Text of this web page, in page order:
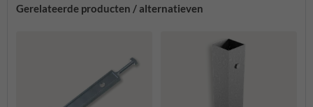
Gerelateerde producten / alternatieven